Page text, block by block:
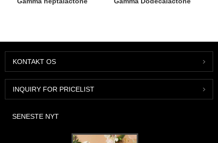
KONTAKT OS
INQUIRY FOR PRICELIST
SENESTE NYT